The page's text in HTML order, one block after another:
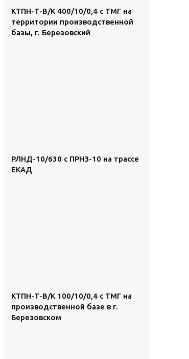
КТПН-Т-В/К 400/10/0,4 с ТМГ на
территории производственной
базы, г. Березовский
РЛНД-10/630 с ПРНЗ-10 на трассе
ЕКАД
КТПН-Т-В/К 100/10/0,4 с ТМГ на
производственной базе в г.
Березовском